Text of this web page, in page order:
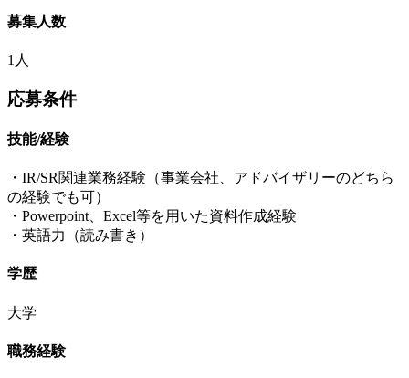
募集人数
1人
応募条件
技能/経験
・IR/SR関連業務経験（事業会社、アドバイザリーのどちら
の経験でも可）
・Powerpoint、Excel等を用いた資料作成経験
・英語力（読み書き）
学歴
大学
職務経験